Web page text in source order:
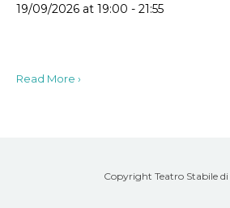
19/09/2026 at 19:00 - 21:55
Read More ›
Copyright Teatro Stabile di